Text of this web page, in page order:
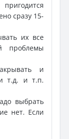
сразу 15-
их все
проблемы
и
т.д. и т.п.
выбрать
нет. Если